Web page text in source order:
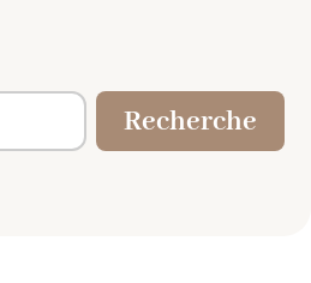
Recherche